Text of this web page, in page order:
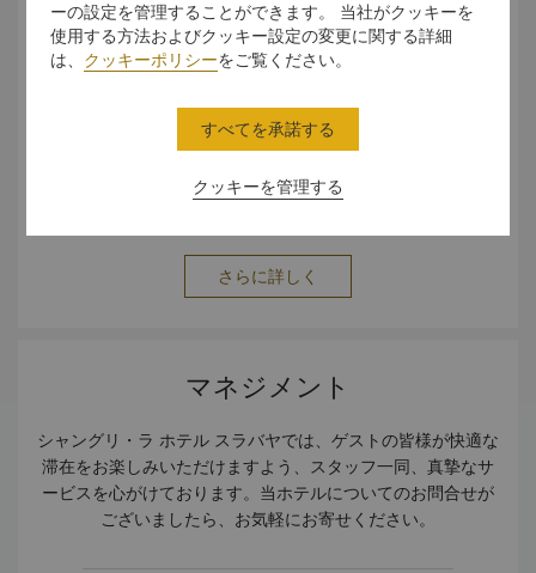
シャングリラスラバヤはフアンダ国際空港から車で30分で
す。
さらに詳しく
マネジメント
シャングリ・ラ ホテル スラバヤでは、ゲストの皆様が快適な
滞在をお楽しみいただけますよう、スタッフ一同、真摯なサ
ービスを心がけております。当ホテルについてのお問合せが
ございましたら、お気軽にお寄せください。
ーの設定を管理することができます。 当社がクッキーを
使用する方法およびクッキー設定の変更に関する詳細
は、 クッキーポリシーをご覧ください。
クッキーを管理する
すべてを承諾する